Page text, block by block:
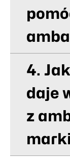
4.
daje
z